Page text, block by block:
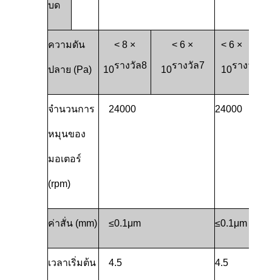
บด
ความดัน
ปลาย (Pa)
< 8 ×
10รางวัล8
< 6 ×
10รางวัล7
< 6 ×
10รางวัล
จํานวนการ
หมุนของ
มอเตอร์
(rpm)
24000 24000
ค่าสั่น (mm) ≤0.1μm ≤0.1μm
เวลาเริ่มต้น 4.5 4.5